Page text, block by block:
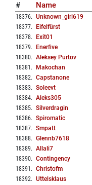
# Name
18376. Unknown_girl619
18377. Eifelfürst
18378. Exit01
18379. Enerfive
18380. Aleksey Purtov
18381 . Makochan
18382. Capstanone
18383. Soleevt
18384. Aleks305
18385. Silverdragin
18386. Spiromatic
18387. Smpatt
18388. Glennb7618
18389. Allali7
18390. Contingency
18391 . Christofm
18392. Uttelsklaus